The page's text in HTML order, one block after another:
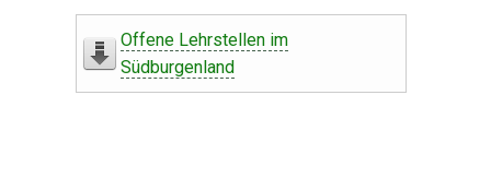
Offene Lehrstellen im
Südburgenland